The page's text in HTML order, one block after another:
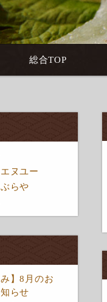
総合TOP
ヌユー
らや
み】8月のお
らせ